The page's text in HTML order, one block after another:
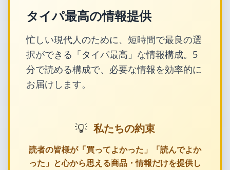
タイパ最高の情報提供
忙しい現代人のために、短時間で最良の選
択ができる「タイパ最高」な情報構成。5
分で読める構成で、必要な情報を効率的に
お届けします。
💡 私たちの約束
読者の皆様が「買ってよかった」「読んでよか
った」と心から思える商品・情報だけを提供し